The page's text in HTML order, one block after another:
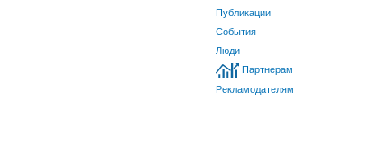
Публикации
События
Люди
Партнерам
Рекламодателям